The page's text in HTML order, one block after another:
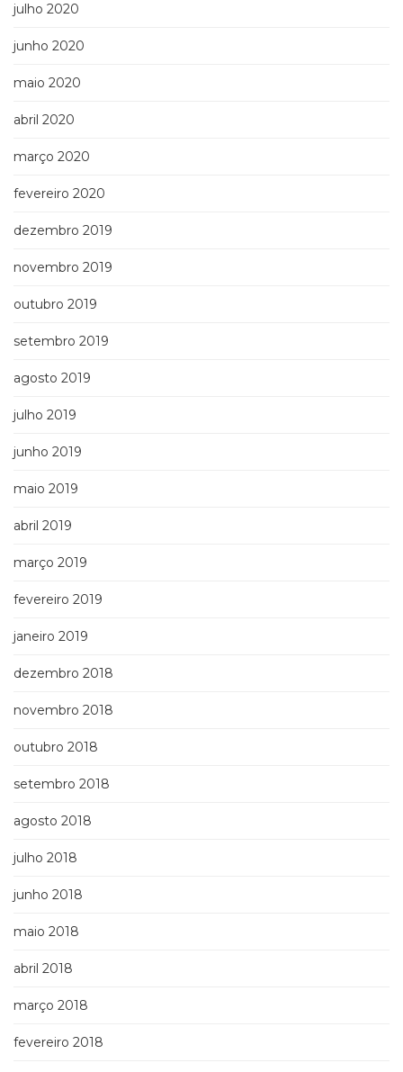
julho 2020
junho 2020
maio 2020
abril 2020
março 2020
fevereiro 2020
dezembro 2019
novembro 2019
outubro 2019
setembro 2019
agosto 2019
julho 2019
junho 2019
maio 2019
abril 2019
março 2019
fevereiro 2019
janeiro 2019
dezembro 2018
novembro 2018
outubro 2018
setembro 2018
agosto 2018
julho 2018
junho 2018
maio 2018
abril 2018
março 2018
fevereiro 2018